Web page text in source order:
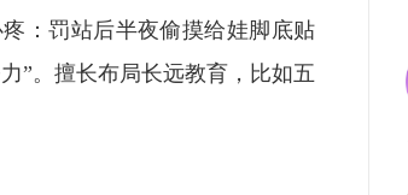
：罚站后半夜偷摸给娃脚底贴
”。擅长布局长远教育，比如五